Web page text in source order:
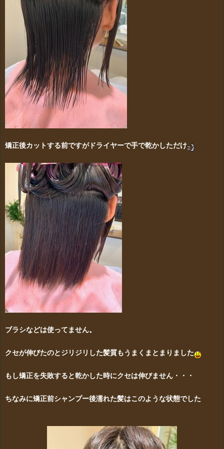
矯正後カットする前ですがドライヤーで手で乾かしただけ
ブラシなどは使ってません。
クセが伸びたのとジリジリした髪質もうまくまとまりました
もし矯正を失敗すると乾かした時にクセは伸びません・・・
ちなみに矯正前シャンプー後濡れた髪はこのような状態でした